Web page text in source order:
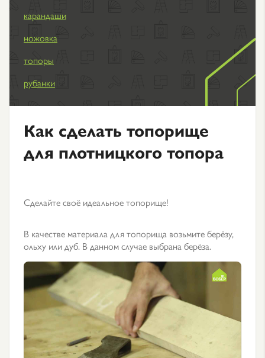
карандаши
ножовка
топоры
рубанки
Как сделать топорище
для плотницкого топора
Сделайте своё идеальное топорище!
В качестве материала для топорища возьмите берёзу,
ольху или дуб. В данном случае выбрана берёза.